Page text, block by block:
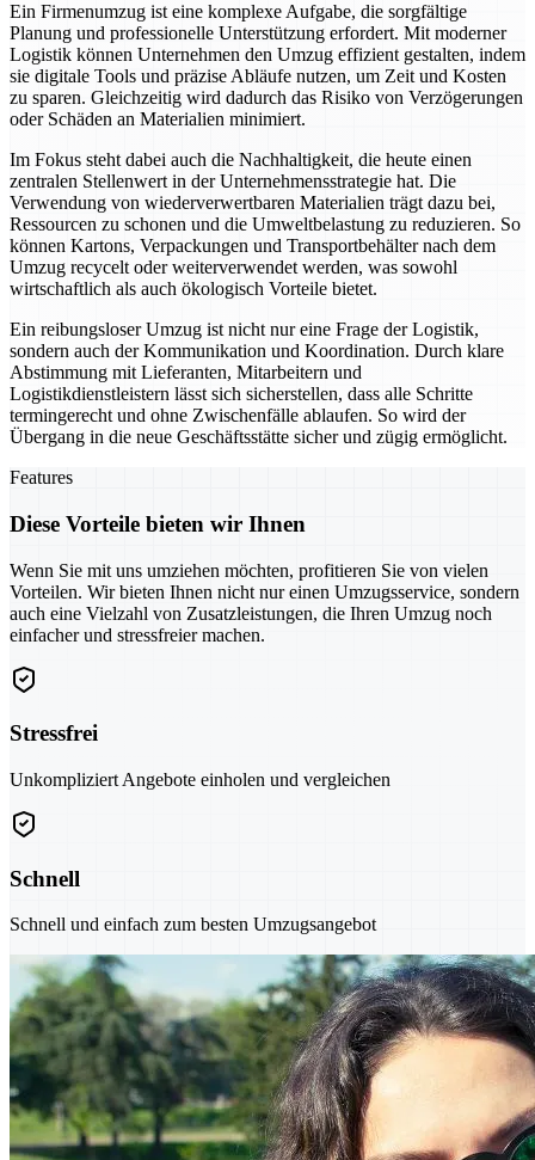
Ein Firmenumzug ist eine komplexe Aufgabe, die sorgfältige
Planung und professionelle Unterstützung erfordert. Mit moderner
Logistik können Unternehmen den Umzug effizient gestalten, indem
sie digitale Tools und präzise Abläufe nutzen, um Zeit und Kosten
zu sparen. Gleichzeitig wird dadurch das Risiko von Verzögerungen
oder Schäden an Materialien minimiert.
Im Fokus steht dabei auch die Nachhaltigkeit, die heute einen
zentralen Stellenwert in der Unternehmensstrategie hat. Die
Verwendung von wiederverwertbaren Materialien trägt dazu bei,
Ressourcen zu schonen und die Umweltbelastung zu reduzieren. So
können Kartons, Verpackungen und Transportbehälter nach dem
Umzug recycelt oder weiterverwendet werden, was sowohl
wirtschaftlich als auch ökologisch Vorteile bietet.
Ein reibungsloser Umzug ist nicht nur eine Frage der Logistik,
sondern auch der Kommunikation und Koordination. Durch klare
Abstimmung mit Lieferanten, Mitarbeitern und
Logistikdienstleistern lässt sich sicherstellen, dass alle Schritte
termingerecht und ohne Zwischenfälle ablaufen. So wird der
Übergang in die neue Geschäftsstätte sicher und zügig ermöglicht.
Features
Diese Vorteile bieten wir Ihnen
Wenn Sie mit uns umziehen möchten, profitieren Sie von vielen
Vorteilen. Wir bieten Ihnen nicht nur einen Umzugsservice, sondern
auch eine Vielzahl von Zusatzleistungen, die Ihren Umzug noch
einfacher und stressfreier machen.
Stressfrei
Unkompliziert Angebote einholen und vergleichen
Schnell
Schnell und einfach zum besten Umzugsangebot